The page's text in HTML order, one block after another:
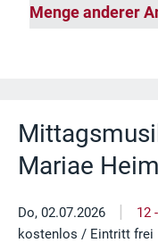
Menge anderer
Mariae
Do, 02.07.2026 | 12
kostenlos / Eintritt frei